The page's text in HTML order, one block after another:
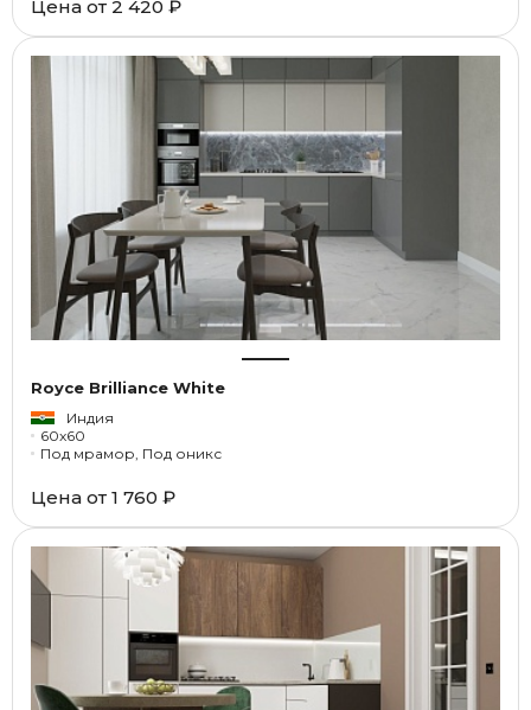
Цена от 2 420 ₽
Royce Brilliance White
Индия
60x60
Под мрамор, Под оникс
Цена от 1 760 ₽